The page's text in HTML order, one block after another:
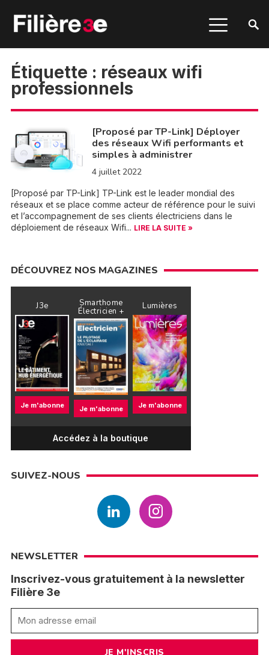
Étiquette : réseaux wifi
professionnels
[Proposé par TP-Link] Déployer
des réseaux Wifi performants et
simples à administrer
4 juillet 2022
[Proposé par TP-Link] TP-Link est le leader mondial des
réseaux et se place comme acteur de référence pour le suivi
et l’accompagnement de ses clients électriciens dans le
déploiement de réseaux Wifi... LIRE LA SUITE »
DÉCOUVREZ NOS MAGAZINES
J3e
Je m'abonne
Smarthome
Électricien +
Je m'abonne
Lumières
Je m'abonne
Accédez à la boutique
SUIVEZ-NOUS
NEWSLETTER
Inscrivez-vous gratuitement à la newsletter
Filière 3e